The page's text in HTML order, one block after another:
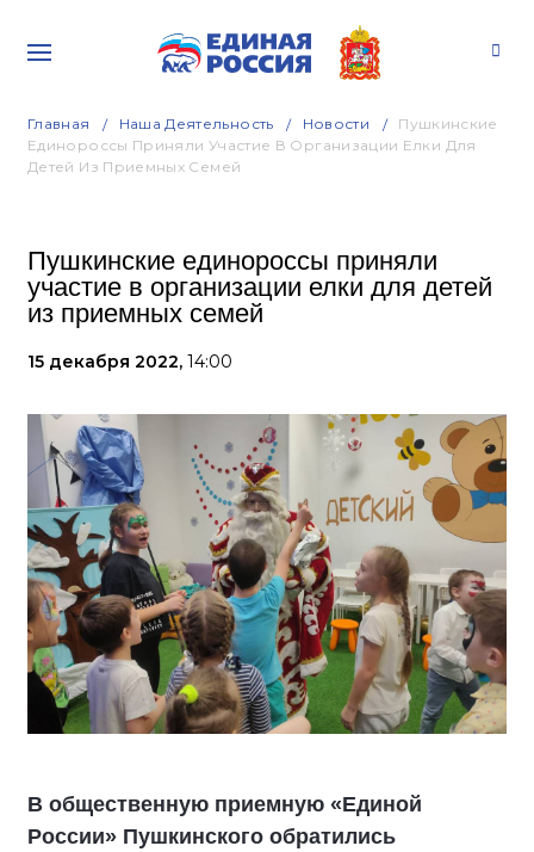
Главная Наша Деятельность Новости
Пушкинские
Единороссы Приняли Участие В Организации Елки Для
Детей Из Приемных Семей
Пушкинские единороссы приняли
участие в организации елки для детей
из приемных семей
15 декабря 2022, 14:00
В общественную приемную «Единой
России» Пушкинского обратились